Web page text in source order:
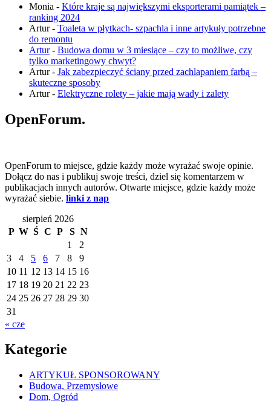
Monia - Które kraje są największymi eksporterami pamiątek –
ranking 2024
Artur- Toaleta w płytkach- szpachla i inne artykuły potrzebne
do remontu
Artur- Budowa domu w 3 miesiące – czy to możliwe, czy
tylko marketingowy chwyt?
Artur- Jak zabezpieczyć ściany przed zachlapaniem farbą –
skuteczne sposoby
Artur- Elektryczne rolety – jakie mają wady i zalety
OpenForum.
OpenForum to miejsce, gdzie każdy może wyrażać swoje opinie.
Dołącz do nas i publikuj swoje treści, dziel się komentarzem w
publikacjach innych autorów. Otwarte miejsce, gdzie każdy może
wyrażać siebie. linki z nap
sierpień 2026
P W Ś C P S N
1
2
3
4 5 6 7 8
9
10 11 12 13 14 15 16
17 18 19 20 21 22 23
24 25 26 27 28 29 30
31
« cze
Kategorie
ARTYKUŁ SPONSOROWANY
Budowa, Przemysłowe
Dom, Ogród